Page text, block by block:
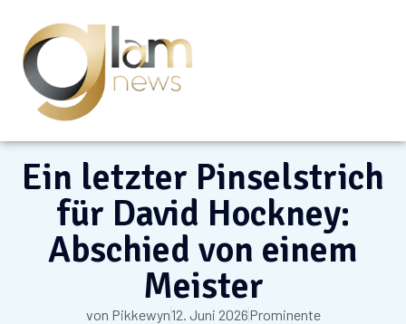
Ein letzter Pinselstrich
für David Hockney:
Abschied von einem
Meister
von Pikkewyn12. Juni 2026Prominente